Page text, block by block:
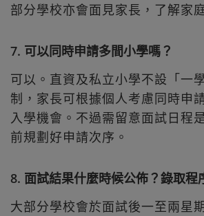
部分學校亦會面見家長，了解家
7. 可以同時申請多間小學嗎？
可以。直資及私立小學不設「一
制，家長可根據個人考慮同時申
入學機會。不過需留意面試日程
前規劃好申請次序。
8. 面試結果什麼時候公佈？錄取程
大部分學校會於面試後一至兩星